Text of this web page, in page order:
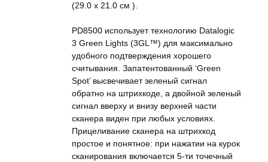
(29.0 x 21.0 см ).
PD8500 использует технологию Datalogic
3 Green Lights (3GL™) для максимально
удобного подтверждения хорошего
считывания. Запатентованный ‘Green
Spot’ высвечивает зеленый сигнал
обратно на штрихкоде, а двойной зеленый
сигнал вверху и внизу верхней части
сканера виден при любых условиях.
Прицеливание сканера на штрихкод
простое и понятное: при нажатии на курок
сканирования включается 5-ти точечный